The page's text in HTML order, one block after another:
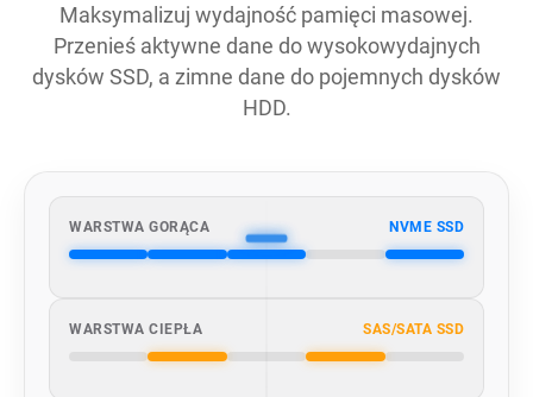
Maksymalizuj wydajność pamięci masowej.
Przenieś aktywne dane do wysokowydajnych
dysków SSD, a zimne dane do pojemnych dysków
HDD.
WARSTWA GORĄCA NVME SSD
WARSTWA CIEPŁA SAS/SATA SSD